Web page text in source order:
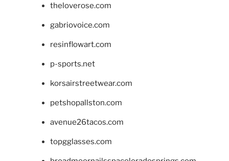
theloverose.com
gabriovoice.com
resinflowart.com
p-sports.net
korsairstreetwear.com
petshopallston.com
avenue26tacos.com
topgglasses.com